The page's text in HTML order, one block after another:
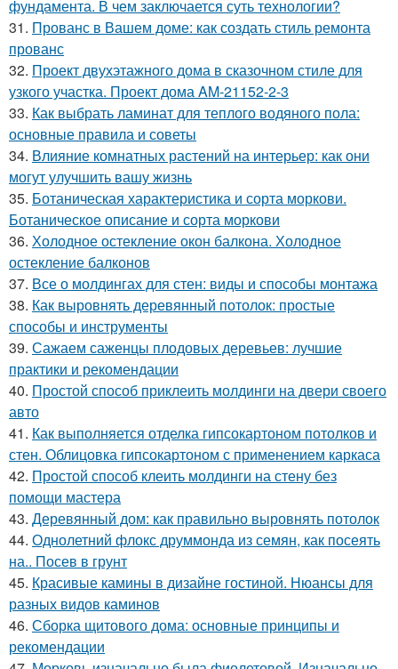
фундамента. В чем заключается суть технологии?
31. Прованс в Вашем доме: как создать стиль ремонта
прованс
32. Проект двухэтажного дома в сказочном стиле для
узкого участка. Проект дома AM-21152-2-3
33. Как выбрать ламинат для теплого водяного пола:
основные правила и советы
34. Влияние комнатных растений на интерьер: как они
могут улучшить вашу жизнь
35. Ботаническая характеристика и сорта моркови.
Ботаническое описание и сорта моркови
36. Холодное остекление окон балкона. Холодное
остекление балконов
37. Все о молдингах для стен: виды и способы монтажа
38. Как выровнять деревянный потолок: простые
способы и инструменты
39. Сажаем саженцы плодовых деревьев: лучшие
практики и рекомендации
40. Простой способ приклеить молдинги на двери своего
авто
41. Как выполняется отделка гипсокартоном потолков и
стен. Облицовка гипсокартоном с применением каркаса
42. Простой способ клеить молдинги на стену без
помощи мастера
43. Деревянный дом: как правильно выровнять потолок
44. Однолетний флокс друммонда из семян, как посеять
на.. Посев в грунт
45. Красивые камины в дизайне гостиной. Нюансы для
разных видов каминов
46. Сборка щитового дома: основные принципы и
рекомендации